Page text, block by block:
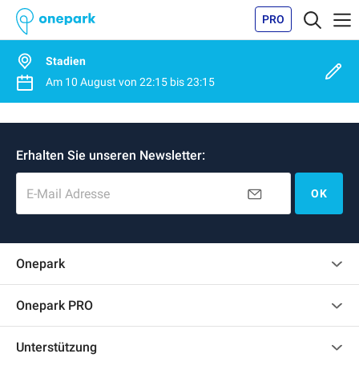
PRO
Stadien
Am 10 August von 22:15bis23:15
Erhalten Sie unseren Newsletter:
E-Mail Adresse OK
Onepark
Impressum
Onepark PRO
Werden Sie unser Partner
Unterstützung